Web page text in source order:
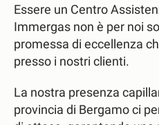
Essere un Centro
Immergas non è per noi
promessa di eccellenza
presso i nostri clienti.
La nostra presenza
provincia di Bergamo ci